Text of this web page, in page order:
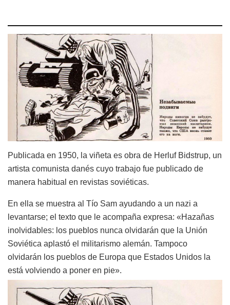
Publicada en 1950, la viñeta es obra de Herluf Bidstrup, un
artista comunista danés cuyo trabajo fue publicado de
manera habitual en revistas soviéticas.
En ella se muestra al Tío Sam ayudando a un nazi a
levantarse; el texto que le acompaña expresa: «Hazañas
inolvidables: los pueblos nunca olvidarán que la Unión
Soviética aplastó el militarismo alemán. Tampoco
olvidarán los pueblos de Europa que Estados Unidos la
está volviendo a poner en pie».